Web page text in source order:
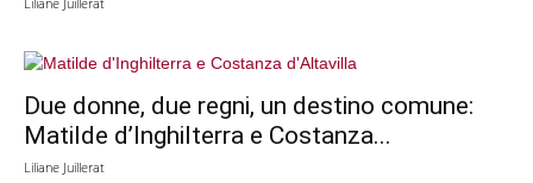
Due donne, due regni, un destino comune:
Matilde d’Inghilterra e Costanza...
Liliane Juillerat